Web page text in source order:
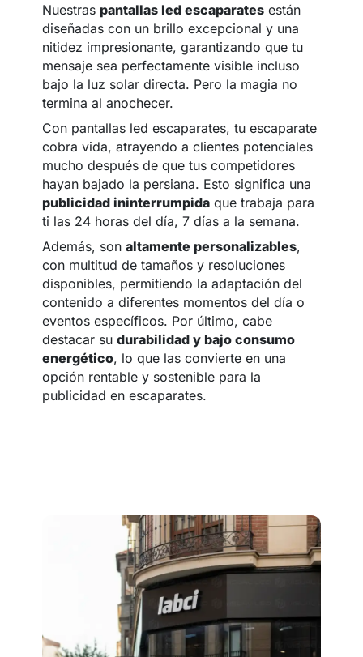
Nuestras pantallas led escaparates están
diseñadas con un brillo excepcional y una
nitidez impresionante, garantizando que tu
mensaje sea perfectamente visible incluso
bajo la luz solar directa. Pero la magia no
termina al anochecer.
Con pantallas led escaparates, tu escaparate
cobra vida, atrayendo a clientes potenciales
mucho después de que tus competidores
hayan bajado la persiana. Esto significa una
publicidad ininterrumpida que trabaja para
ti las 24 horas del día, 7 días a la semana.
Además, son altamente personalizables,
con multitud de tamaños y resoluciones
disponibles, permitiendo la adaptación del
contenido a diferentes momentos del día o
eventos específicos. Por último, cabe
destacar su durabilidad y bajo consumo
energético, lo que las convierte en una
opción rentable y sostenible para la
publicidad en escaparates.